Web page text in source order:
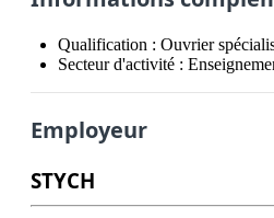
Qualification : Ouvrier
Secteur d'activité :
Employeur
STYCH